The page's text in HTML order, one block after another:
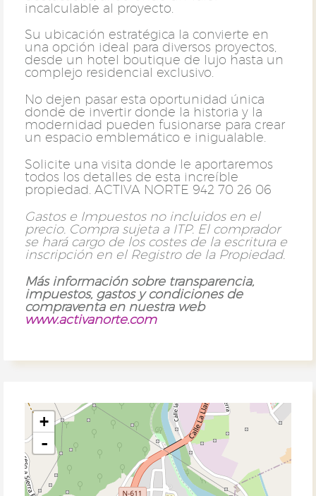
incalculable al proyecto.
Su ubicación estratégica la convierte en
una opción ideal para diversos proyectos,
desde un hotel boutique de lujo hasta un
complejo residencial exclusivo.
No dejen pasar esta oportunidad única
donde de invertir donde la historia y la
modernidad pueden fusionarse para crear
un espacio emblemático e inigualable.
Solicite una visita donde le aportaremos
todos los detalles de esta increíble
propiedad. ACTIVA NORTE 942 70 26 06
Gastos e Impuestos no incluidos en el
precio. Compra sujeta a ITP. El comprador
se hará cargo de los costes de la escritura e
inscripción en el Registro de la Propiedad.
Más información sobre transparencia,
impuestos, gastos y condiciones de
compraventa en nuestra web
www.activanorte.com
+
-